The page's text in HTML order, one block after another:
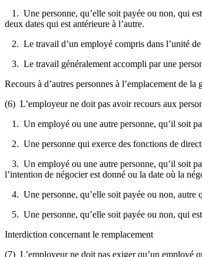
1. Une personne, qu’elle soit payée ou non, qui
deux dates qui est antérieure à l’autre.
2. Le travail d’un employé compris dans l’unité
3. Le travail généralement accompli par une
Recours à d’autres personnes à l’emplacement de la
(6) L’employeur ne doit pas avoir recours aux
1. Un employé ou une autre personne, qu’il soit
2. Une personne qui exerce des fonctions de
3. Un employé ou une autre personne, qu’il soit
l’intention de négocier est donné ou la date où la
4. Une personne, qu’elle soit payée ou non, autre
5. Une personne, qu’elle soit payée ou non, qui
Interdiction concernant le remplacement
(7) L’employeur ne doit pas exiger qu’un employé